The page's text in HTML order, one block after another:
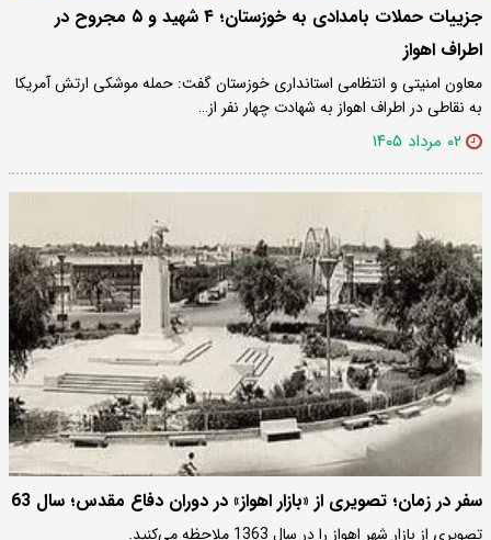
جزییات حملات بامدادی به خوزستان؛ ۴ شهید و ۵ مجروح در
اطراف اهواز
معاون امنیتی و انتظامی استانداری خوزستان گفت: حمله موشکی ارتش آمریکا
به نقاطی در اطراف اهواز به شهادت چهار نفر از…
۰۲ مرداد ۱۴۰۵
سفر در زمان؛ تصویری از «بازار اهواز» در دوران دفاع مقدس؛ سال 63
تصویری از بازار شهر اهواز را در سال 1363 ملاحظه می‌کنید.